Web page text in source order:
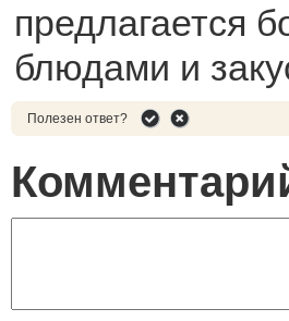
предлагается
блюдами и
Полезен ответ?